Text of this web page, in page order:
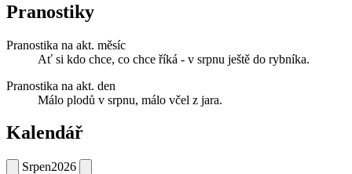
Pranostiky
Pranostika na akt. měsíc
Ať si kdo chce, co chce říká - v srpnu ještě do rybníka.
Pranostika na akt. den
Málo plodů v srpnu, málo včel z jara.
Kalendář
Srpen2026